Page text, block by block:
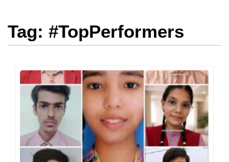
Tag: #TopPerformers